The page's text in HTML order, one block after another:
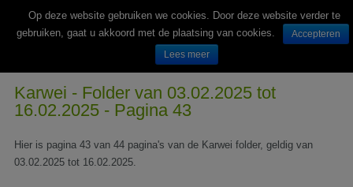
Wekelijks nieuwe folders van Nederlandse supermarkten en winkels
Karwei - Folder van 03.02.2025 tot
16.02.2025 - Pagina 43
Hier is pagina 43 van 44 pagina's van de Karwei folder, geldig van
03.02.2025 tot 16.02.2025.
Op deze website gebruiken we cookies. Door deze website verder te
gebruiken, gaat u akkoord met de plaatsing van cookies.
Accepteren
Lees meer